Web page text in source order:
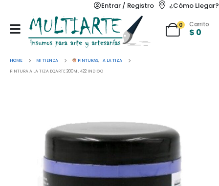
Entrar / Registro ¿Cómo Llegar?
0 Carrito
$ 0
HOME MI TIENDA PINTURAS, A LA TIZA
PINTURA A LA TIZA EQARTE 200ML 422 INDIGO